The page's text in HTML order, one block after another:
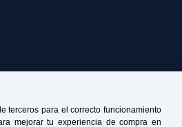
terceros para el correcto funcionamiento
mejorar tu experiencia de compra en